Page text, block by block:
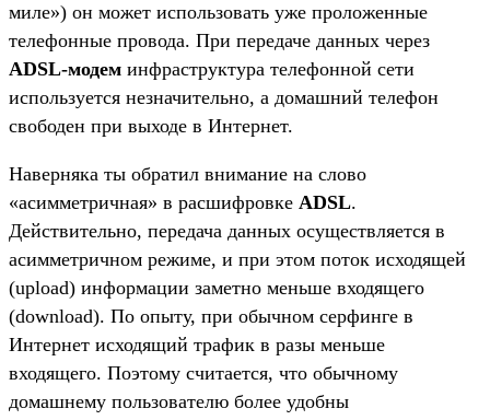
миле») он может использовать уже проложенные
телефонные провода. При передаче данных через
ADSL-модем инфраструктура телефонной сети
используется незначительно, а домашний телефон
свободен при выходе в Интернет.
Наверняка ты обратил внимание на слово
«асимметричная» в расшифровке ADSL.
Действительно, передача данных осуществляется в
асимметричном режиме, и при этом поток исходящей
(upload) информации заметно меньше входящего
(download). По опыту, при обычном серфинге в
Интернет исходящий трафик в разы меньше
входящего. Поэтому считается, что обычному
домашнему пользователю более удобны